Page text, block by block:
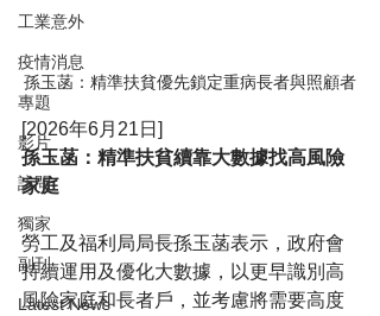
工業意外
疫情消息
專題
影片
訪問
獨家
副刊
Latest News
孫玉菡：精準扶貧優先鎖定重病長者與照顧者
[2026年6月21日]
孫玉菡：精準扶貧續靠大數據找高風險
家庭
勞工及福利局局長孫玉菡表示，政府會
持續運用及優化大數據，以更早識別高
風險家庭和長者戶，並考慮將需要高度